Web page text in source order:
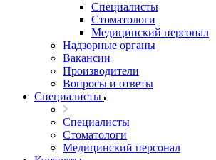
Специалисты
Стоматологи
Медицинский персонал
Надзорные органы
Вакансии
Производители
Вопросы и ответы
Специалисты
Специалисты
Стоматологи
Медицинский персонал